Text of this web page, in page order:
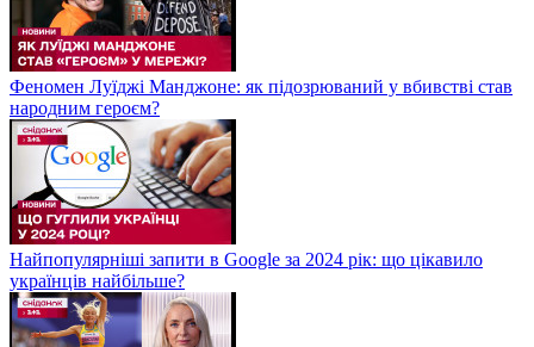
Феномен Луїджі Манджоне: як підозрюваний у вбивстві став
народним героєм?
Найпопулярніші запити в Google за 2024 рік: що цікавило
українців найбільше?